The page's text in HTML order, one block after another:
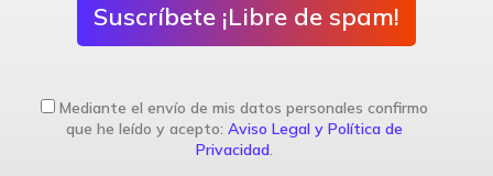
Suscríbete ¡Libre de spam!
Mediante el envío de mis datos personales confirmo
que he leído y acepto: Aviso Legal y Política de
Privacidad.